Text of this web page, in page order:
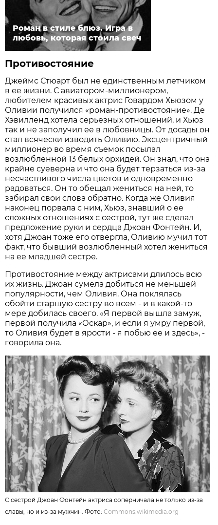
Роман в стиле блюз. Игра в
любовь, которая стоила свеч
Противостояние
Джеймс Стюарт был не единственным летчиком
в ее жизни. С авиатором-миллионером,
любителем красивых актрис Говардом Хьюзом у
Оливии получился «роман-противостояние». Де
Хэвилленд хотела серьезных отношений, и Хьюз
так и не заполучил ее в любовницы. От досады он
стал всячески изводить Оливию. Эксцентричный
миллионер во время съемок посылал
возлюбленной 13 белых орхидей. Он знал, что она
крайне суеверна и что она будет терзаться из-за
несчастливого числа цветов и одновременно
радоваться. Он то обещал жениться на ней, то
забирал свои слова обратно. Когда же Оливия
наконец порвала с ним, Хьюз, знавший о ее
сложных отношениях с сестрой, тут же сделал
предложение руки и сердца Джоан Фонтейн. И,
хотя Джоан тоже его отвергла, Оливию мучил тот
факт, что бывший возлюбленный хотел жениться
на ее младшей сестре.
Противостояние между актрисами длилось всю
их жизнь. Джоан сумела добиться не меньшей
популярности, чем Оливия. Она поклялась
обойти старшую сестру во всем - и в какой-то
мере добилась своего. «Я первой вышла замуж,
первой получила «Оскар», и если я умру первой,
то Оливия будет в ярости - я побью ее и здесь», -
говорила она.
С сестрой Джоан Фонтейн актриса соперничала не только из-за
славы, но и из-за мужчин. Фото:Commons.wikimedia.org